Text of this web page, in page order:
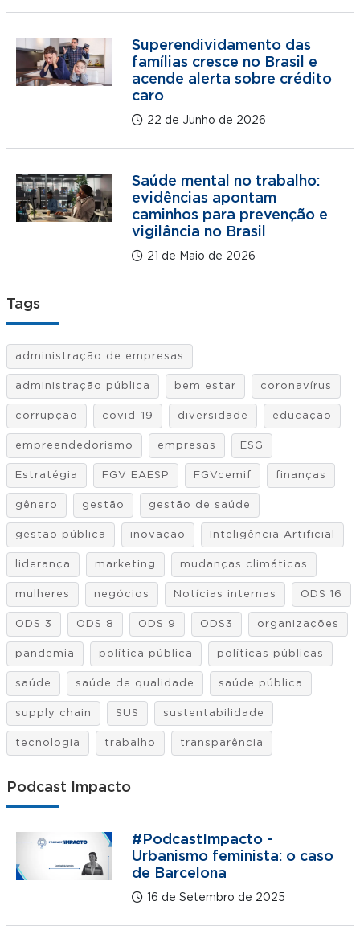
Superendividamento das
famílias cresce no Brasil e
acende alerta sobre crédito
caro
22 de Junho de 2026
Saúde mental no trabalho:
evidências apontam
caminhos para prevenção e
vigilância no Brasil
21 de Maio de 2026
Tags
administração de empresas
administração pública bem estar coronavírus
corrupção covid-19 diversidade educação
empreendedorismo empresas ESG
Estratégia FGV EAESP FGVcemif finanças
gênero gestão gestão de saúde
gestão pública inovação Inteligência Artificial
liderança marketing mudanças climáticas
mulheres negócios Notícias internas ODS 16
ODS 3 ODS 8 ODS 9 ODS3 organizações
pandemia política pública políticas públicas
saúde saúde de qualidade saúde pública
supply chain SUS sustentabilidade
tecnologia trabalho transparência
Podcast Impacto
#PodcastImpacto -
Urbanismo feminista: o caso
de Barcelona
16 de Setembro de 2025